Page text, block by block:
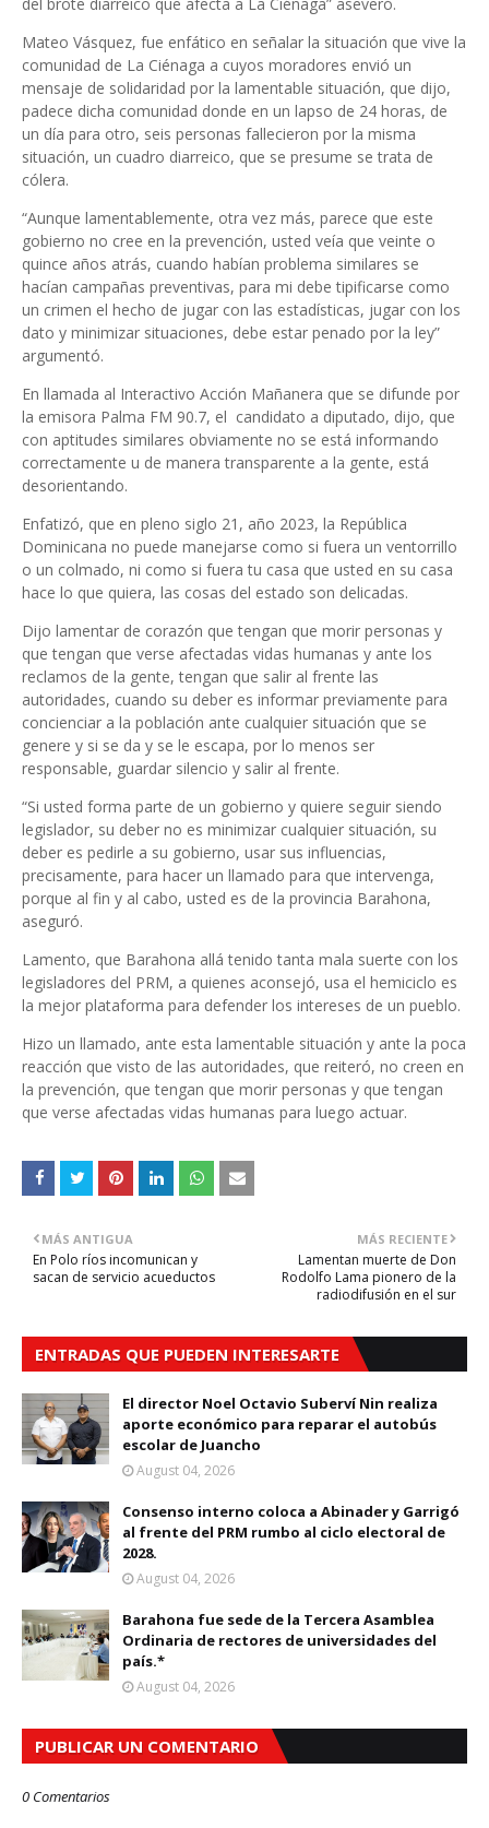
Mateo Vásquez, fue enfático en señalar la situación que vive la
comunidad de La Ciénaga a cuyos moradores envió un
mensaje de solidaridad por la lamentable situación, que dijo,
padece dicha comunidad donde en un lapso de 24 horas, de
un día para otro, seis personas fallecieron por la misma
situación, un cuadro diarreico, que se presume se trata de
cólera.
“Aunque lamentablemente, otra vez más, parece que este
gobierno no cree en la prevención, usted veía que veinte o
quince años atrás, cuando habían problema similares se
hacían campañas preventivas, para mi debe tipificarse como
un crimen el hecho de jugar con las estadísticas, jugar con los
dato y minimizar situaciones, debe estar penado por la ley”
argumentó.
En llamada al Interactivo Acción Mañanera que se difunde por
la emisora Palma FM 90.7, el candidato a diputado, dijo, que
con aptitudes similares obviamente no se está informando
correctamente u de manera transparente a la gente, está
desorientando.
Enfatizó, que en pleno siglo 21, año 2023, la República
Dominicana no puede manejarse como si fuera un ventorrillo
o un colmado, ni como si fuera tu casa que usted en su casa
hace lo que quiera, las cosas del estado son delicadas.
Dijo lamentar de corazón que tengan que morir personas y
que tengan que verse afectadas vidas humanas y ante los
reclamos de la gente, tengan que salir al frente las
autoridades, cuando su deber es informar previamente para
concienciar a la población ante cualquier situación que se
genere y si se da y se le escapa, por lo menos ser
responsable, guardar silencio y salir al frente.
“Si usted forma parte de un gobierno y quiere seguir siendo
legislador, su deber no es minimizar cualquier situación, su
deber es pedirle a su gobierno, usar sus influencias,
precisamente, para hacer un llamado para que intervenga,
porque al fin y al cabo, usted es de la provincia Barahona,
aseguró.
Lamento, que Barahona allá tenido tanta mala suerte con los
legisladores del PRM, a quienes aconsejó, usa el hemiciclo es
la mejor plataforma para defender los intereses de un pueblo.
Hizo un llamado, ante esta lamentable situación y ante la poca
reacción que visto de las autoridades, que reiteró, no creen en
la prevención, que tengan que morir personas y que tengan
que verse afectadas vidas humanas para luego actuar.
MÁS RECIENTE
Lamentan muerte de Don
Rodolfo Lama pionero de la
radiodifusión en el sur
MÁS ANTIGUA
En Polo ríos incomunican y
sacan de servicio acueductos
ENTRADAS QUE PUEDEN INTERESARTE
El director Noel Octavio Suberví Nin realiza
aporte económico para reparar el autobús
escolar de Juancho
August 04, 2026
Consenso interno coloca a Abinader y Garrigó
al frente del PRM rumbo al ciclo electoral de
2028.
August 04, 2026
Barahona fue sede de la Tercera Asamblea
Ordinaria de rectores de universidades del
país.*
August 04, 2026
PUBLICAR UN COMENTARIO
0 Comentarios